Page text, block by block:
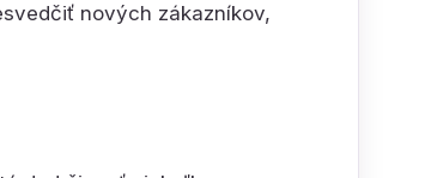
nových zákazníkov,